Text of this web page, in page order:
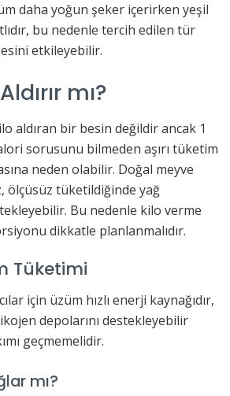
daha yoğun şeker içerirken yeşil
bu nedenle tercih edilen tür
etkileyebilir.
mı?
aldıran bir besin değildir ancak 1
sorusunu bilmeden aşırı tüketim
neden olabilir. Doğal meyve
ölçüsüz tüketildiğinde yağ
Bu nedenle kilo verme
dikkatle planlanmalıdır.
Tüketimi
için üzüm hızlı enerji kaynağıdır,
depolarını destekleyebilir
geçmemelidir.
mı?